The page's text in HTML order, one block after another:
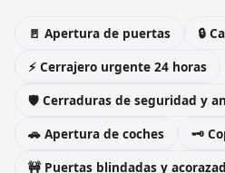
🚪 Apertura de puertas
🔒
⚡ Cerrajero urgente 24 horas
🛡️ Cerraduras de seguridad y
🚗 Apertura de coches
🗝️
🚧 Puertas blindadas y